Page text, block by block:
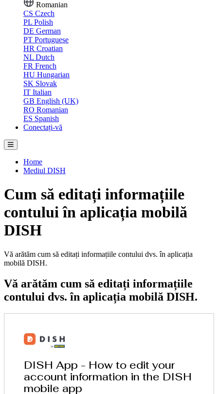
Romanian
CS Czech
PL Polish
DE German
PT Portuguese
HR Croatian
NL Dutch
FR French
HU Hungarian
SK Slovak
IT Italian
GB English (UK)
RO Romanian
ES Spanish
Conectați-vă
Home
Mediul DISH
Cum să editați informațiile
contului în aplicația mobilă
DISH
Vă arătăm cum să editați informațiile contului dvs. în aplicația
mobilă DISH.
Vă arătăm cum să editați informațiile
contului dvs. în aplicația mobilă DISH.